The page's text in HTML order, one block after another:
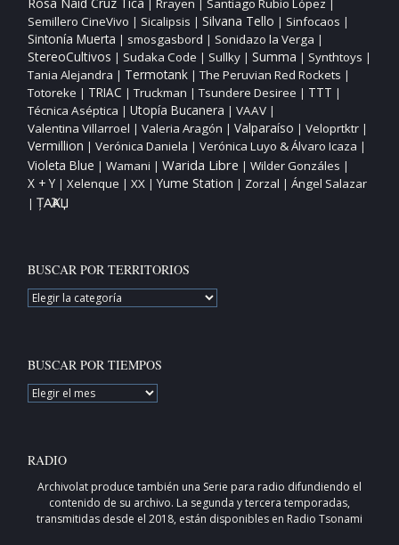
| | |
Semillero CineVivo | Sicalipsis | Silvana Tello | Sinfocaos |
Sintonía Muerta | smosgasbord | Sonidazo la Verga |
StereoCultivos | Sudaka Code | Sullky| Summa | Synthtoys |
Tania Alejandra | Termotank| The Peruvian Red Rockets |
Totoreke | TRIAC | Truckman | Tsundere Desiree | TTT |
Técnica Aséptica | Utopía Bucanera | VAAV|
Valentina Villarroel | Valeria Aragón | Valparaíso | Veloprtktr|
Vermillion | Verónica Daniela | Verónica Luyo & Álvaro Icaza |
Violeta Blue | Wamani | Warida Libre | Wilder Gonzáles |
X + Y| Xelenque | XX| Yume Station | Zorzal | Ángel Salazar
| ȚAҠAЏ
BUSCAR POR TERRITORIOS
BUSCAR
POR
BUSCAR POR TIEMPOS
BUSCAR
POR
RADIO
Archivolat produce también una Serie para radio difundiendo el
contenido de su archivo. La segunda y tercera temporadas,
transmitidas desde el 2018, están disponibles en Radio Tsonami